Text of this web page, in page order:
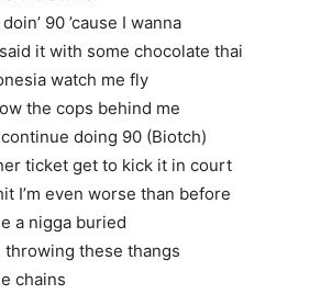
90 ’cause I wanna
it with some chocolate thai
watch me fly
the cops behind me
doing 90 (Biotch)
ticket get to kick it in court
I’m even worse than before
a nigga buried
throwing these thangs
chains